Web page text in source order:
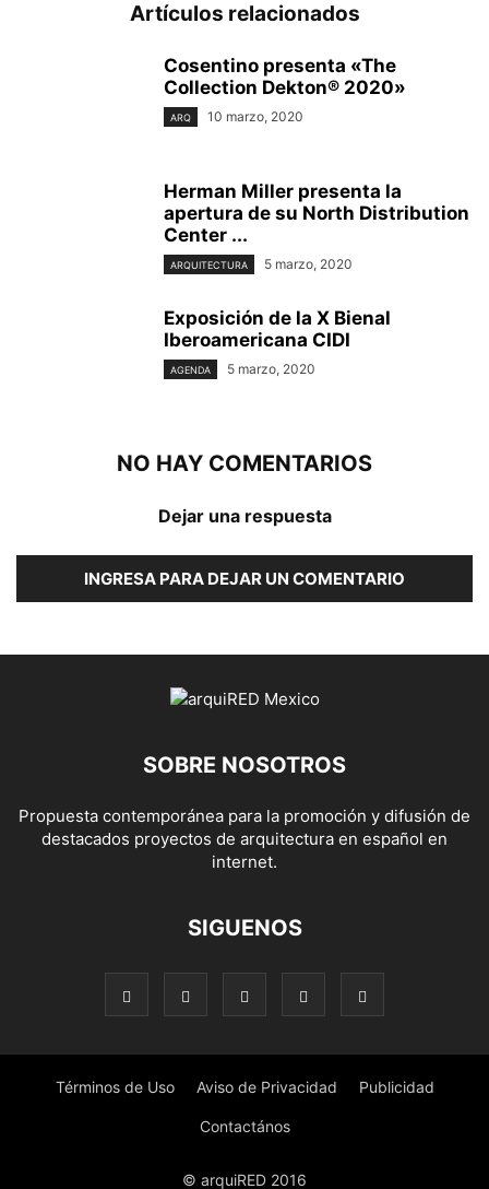
Artículos relacionados
Cosentino presenta «The
Collection Dekton® 2020»
ARQ 10 marzo, 2020
Herman Miller presenta la
apertura de su North Distribution
Center ...
ARQUITECTURA 5 marzo, 2020
Exposición de la X Bienal
Iberoamericana CIDI
AGENDA 5 marzo, 2020
NO HAY COMENTARIOS
Dejar una respuesta
INGRESA PARA DEJAR UN COMENTARIO
SOBRE NOSOTROS
Propuesta contemporánea para la promoción y difusión de
destacados proyectos de arquitectura en español en
internet.
SIGUENOS
Términos de Uso Aviso de Privacidad Publicidad
Contactános
© arquiRED 2016